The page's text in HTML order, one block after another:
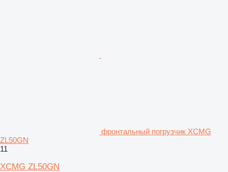
фронтальный погрузчик XCMG
ZL50GN
11
XCMG ZL50GN